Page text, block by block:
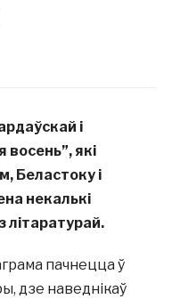
і
восень”, які
Беластоку і
некалькі
літаратурай.
пачнецца ў
дзе наведнікаў